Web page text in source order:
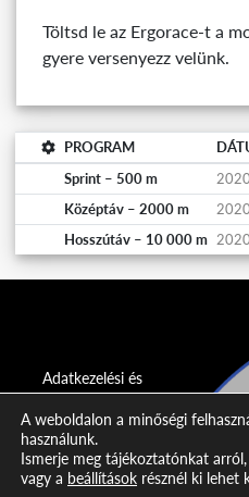
Töltsd le az Ergorace-t a
gyere versenyezz velünk.
PROGRAM
Sprint – 500 m
Középtáv – 2000 m
Hosszútáv – 10 000 m
Adatkezelési és
nyilatkozat
Impresszum
A weboldalon a minőségi
használunk.
Ismerje meg tájékoztatónkat
vagy a beállítások résznél ki lehet